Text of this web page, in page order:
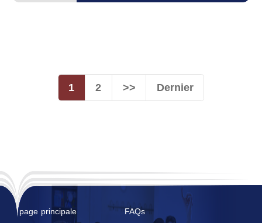
1 2 >> Dernier
page principale
FAQs